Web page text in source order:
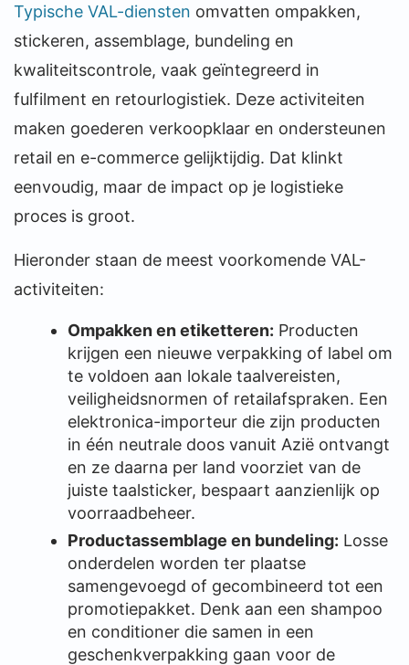
Typische VAL-diensten omvatten ompakken,
stickeren, assemblage, bundeling en
kwaliteitscontrole, vaak geïntegreerd in
fulfilment en retourlogistiek. Deze activiteiten
maken goederen verkoopklaar en ondersteunen
retail en e-commerce gelijktijdig. Dat klinkt
eenvoudig, maar de impact op je logistieke
proces is groot.
Hieronder staan de meest voorkomende VAL-
activiteiten:
Ompakken en etiketteren: Producten
krijgen een nieuwe verpakking of label om
te voldoen aan lokale taalvereisten,
veiligheidsnormen of retailafspraken. Een
elektronica-importeur die zijn producten
in één neutrale doos vanuit Azië ontvangt
en ze daarna per land voorziet van de
juiste taalsticker, bespaart aanzienlijk op
voorraadbeheer.
Productassemblage en bundeling: Losse
onderdelen worden ter plaatse
samengevoegd of gecombineerd tot een
promotiepakket. Denk aan een shampoo
en conditioner die samen in een
geschenkverpakking gaan voor de